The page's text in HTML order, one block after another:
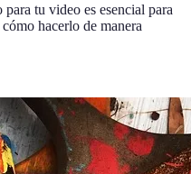
tu video es esencial para
hacerlo de manera